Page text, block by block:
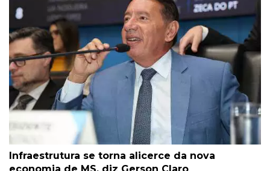
Infraestrutura se torna alicerce da nova
economia de MS, diz Gerson Claro